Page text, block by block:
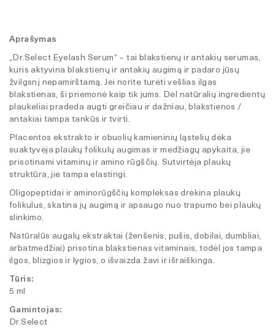
Aprašymas
„Dr.Select Eyelash Serum“ – tai blakstienų ir antakių serumas,
kuris aktyvina blakstienų ir antakių augimą ir padaro jūsų
žvilgsnį nepamirštamą. Jei norite turėti vešlias ilgas
blakstienas, ši priemonė kaip tik jums. Dėl natūralių ingredientų
plaukeliai pradeda augti greičiau ir dažniau, blakstienos /
antakiai tampa tankūs ir tvirti.
Placentos ekstrakto ir obuolių kamieninių ląstelių dėka
suaktyvėja plaukų folikulų augimas ir medžiagų apykaita, jie
prisotinami vitaminų ir amino rūgščių. Sutvirtėja plaukų
struktūra, jie tampa elastingi.
Oligopeptidai ir aminorūgščių kompleksas drėkina plaukų
folikulus, skatina jų augimą ir apsaugo nuo trapumo bei plaukų
slinkimo.
Natūralūs augalų ekstraktai (ženšenis, pušis, dobilai, dumbliai,
arbatmedžiai) prisotina blakstienas vitaminais, todėl jos tampa
ilgos, blizgios ir lygios, o išvaizda žavi ir išraiškinga.
Tūris:
5 ml
Gamintojas:
Dr.Select